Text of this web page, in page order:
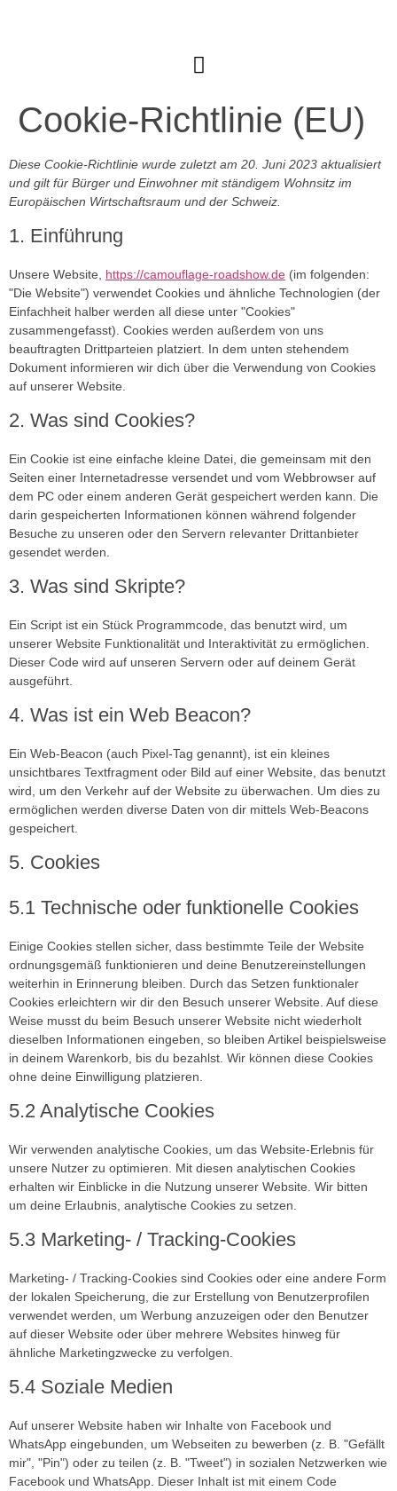
Cookie-Richtlinie (EU)
Diese Cookie-Richtlinie wurde zuletzt am 20. Juni 2023 aktualisiert
und gilt für Bürger und Einwohner mit ständigem Wohnsitz im
Europäischen Wirtschaftsraum und der Schweiz.
1. Einführung
Unsere Website, https://camouflage-roadshow.de (im folgenden:
"Die Website") verwendet Cookies und ähnliche Technologien (der
Einfachheit halber werden all diese unter "Cookies"
zusammengefasst). Cookies werden außerdem von uns
beauftragten Drittparteien platziert. In dem unten stehendem
Dokument informieren wir dich über die Verwendung von Cookies
auf unserer Website.
2. Was sind Cookies?
Ein Cookie ist eine einfache kleine Datei, die gemeinsam mit den
Seiten einer Internetadresse versendet und vom Webbrowser auf
dem PC oder einem anderen Gerät gespeichert werden kann. Die
darin gespeicherten Informationen können während folgender
Besuche zu unseren oder den Servern relevanter Drittanbieter
gesendet werden.
3. Was sind Skripte?
Ein Script ist ein Stück Programmcode, das benutzt wird, um
unserer Website Funktionalität und Interaktivität zu ermöglichen.
Dieser Code wird auf unseren Servern oder auf deinem Gerät
ausgeführt.
4. Was ist ein Web Beacon?
Ein Web-Beacon (auch Pixel-Tag genannt), ist ein kleines
unsichtbares Textfragment oder Bild auf einer Website, das benutzt
wird, um den Verkehr auf der Website zu überwachen. Um dies zu
ermöglichen werden diverse Daten von dir mittels Web-Beacons
gespeichert.
5. Cookies
5.1 Technische oder funktionelle Cookies
Einige Cookies stellen sicher, dass bestimmte Teile der Website
ordnungsgemäß funktionieren und deine Benutzereinstellungen
weiterhin in Erinnerung bleiben. Durch das Setzen funktionaler
Cookies erleichtern wir dir den Besuch unserer Website. Auf diese
Weise musst du beim Besuch unserer Website nicht wiederholt
dieselben Informationen eingeben, so bleiben Artikel beispielsweise
in deinem Warenkorb, bis du bezahlst. Wir können diese Cookies
ohne deine Einwilligung platzieren.
5.2 Analytische Cookies
Wir verwenden analytische Cookies, um das Website-Erlebnis für
unsere Nutzer zu optimieren. Mit diesen analytischen Cookies
erhalten wir Einblicke in die Nutzung unserer Website. Wir bitten
um deine Erlaubnis, analytische Cookies zu setzen.
5.3 Marketing- / Tracking-Cookies
Marketing- / Tracking-Cookies sind Cookies oder eine andere Form
der lokalen Speicherung, die zur Erstellung von Benutzerprofilen
verwendet werden, um Werbung anzuzeigen oder den Benutzer
auf dieser Website oder über mehrere Websites hinweg für
ähnliche Marketingzwecke zu verfolgen.
5.4 Soziale Medien
Auf unserer Website haben wir Inhalte von Facebook und
WhatsApp eingebunden, um Webseiten zu bewerben (z. B. "Gefällt
mir", "Pin") oder zu teilen (z. B. "Tweet") in sozialen Netzwerken wie
Facebook und WhatsApp. Dieser Inhalt ist mit einem Code